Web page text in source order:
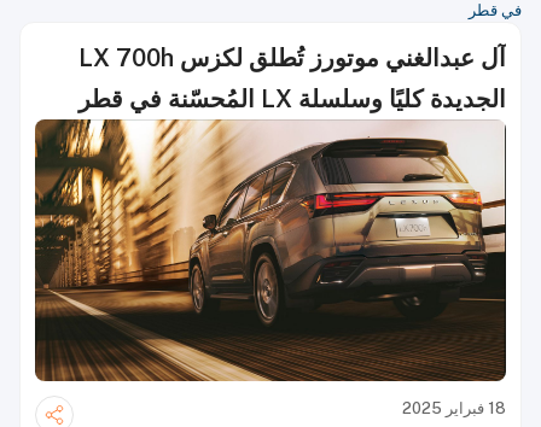
في قطر
آل عبدالغني موتورز تُطلق لكزس LX 700h
الجديدة كليًا وسلسلة LX المُحسّنة في قطر
18 فبراير 2025